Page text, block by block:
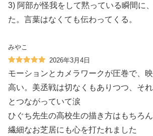
3) 阿部が怪我をして黙っている瞬間に
た。言葉はなくても伝わってくる。
みやこ
2026年3月4日
モーションとカメラワークが圧巻で、
高い。美丞戦は切なくもありつつ、そ
とつながっていて涙
ひぐち先生の高校生の描き方はもちろ
繊細なお芝居にも心を打たれました